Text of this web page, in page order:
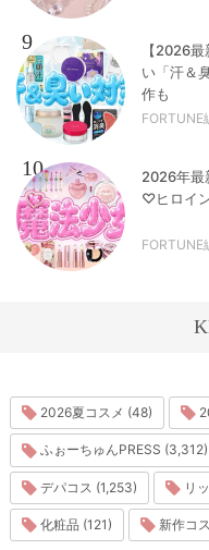
9
【2026
い「汗＆
作も
FORTUNE
10
2026年最
♡ヒロイ
FORTUNE
2026夏コスメ (48)
ふぉーちゅんPRESS (3,312)
デパコス (1,253) リ
化粧品 (121) 新作コ